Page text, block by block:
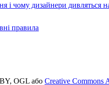
і чому дизайнери дивляться
правила
OGL або Creative Commons